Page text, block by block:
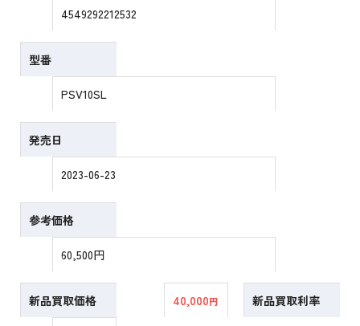
4549292212532
型番
PSV10SL
発売日
2023-06-23
参考価格
60,500円
新品買取価格 40,000円 新品買取利率